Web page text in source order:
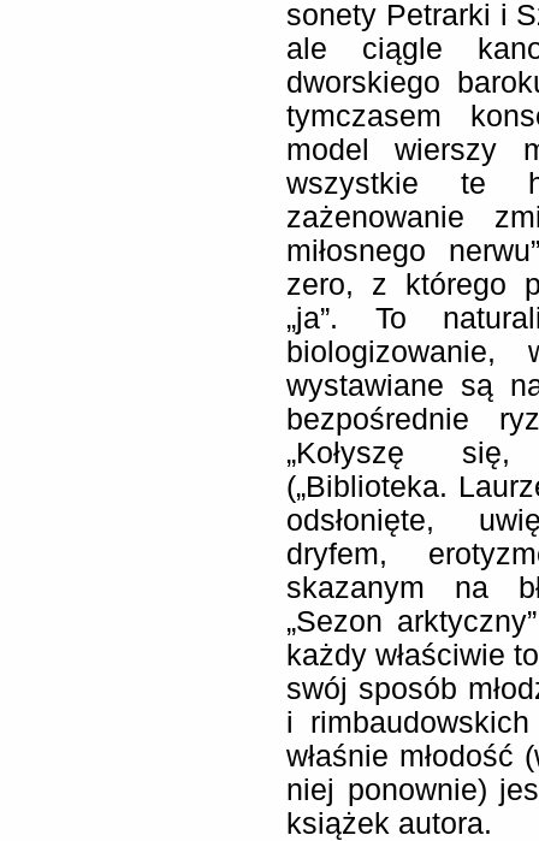
sonety Petrarki i
ale ciągle
dworskiego
tymczasem
model wierszy
wszystkie te
zażenowanie
miłosnego
zero, z którego
„ja”. To
wystawiane są
bezpośrednie
„Kołyszę się,
(„Biblioteka.
odsłonięte,
dryfem,
skazanym na
„Sezon
każdy właściwie
swój sposób
i
właśnie
niej ponownie)
książek autora.